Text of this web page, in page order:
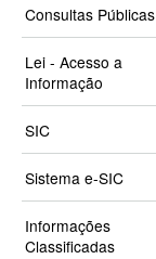
Consultas Públicas
Lei - Acesso a
Informação
SIC
Sistema e-SIC
Informações
Classificadas